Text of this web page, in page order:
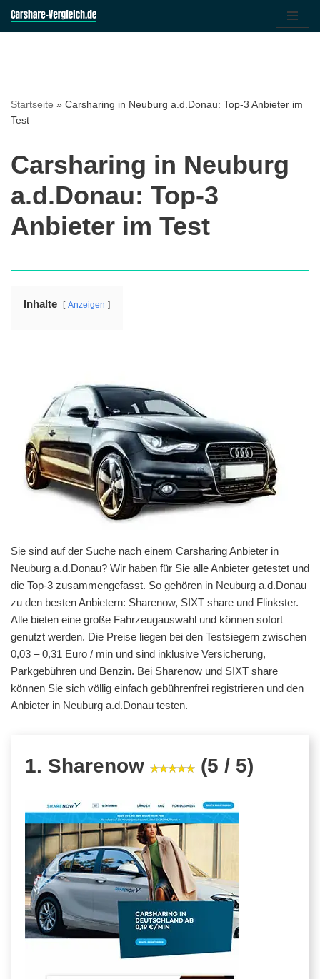
Startseite » Carsharing in Neuburg a.d.Donau: Top-3 Anbieter im
Test
Carsharing in Neuburg
a.d.Donau: Top-3
Anbieter im Test
Inhalte Anzeigen
Sie sind auf der Suche nach einem Carsharing Anbieter in
Neuburg a.d.Donau? Wir haben für Sie alle Anbieter getestet und
die Top-3 zusammengefasst. So gehören in Neuburg a.d.Donau
zu den besten Anbietern: Sharenow, SIXT share und Flinkster.
Alle bieten eine große Fahrzeugauswahl und können sofort
genutzt werden. Die Preise liegen bei den Testsiegern zwischen
0,03 – 0,31 Euro / min und sind inklusive Versicherung,
Parkgebühren und Benzin. Bei Sharenow und SIXT share
können Sie sich völlig einfach gebührenfrei registrieren und den
Anbieter in Neuburg a.d.Donau testen.
1. Sharenow (5 / 5)